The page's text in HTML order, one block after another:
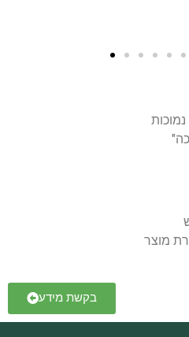
מוצר
בקשת מידע